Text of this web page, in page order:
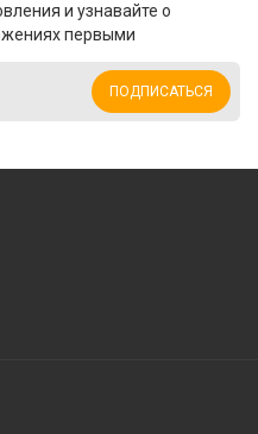
и узнавайте о
первыми
ПОДПИСАТЬСЯ